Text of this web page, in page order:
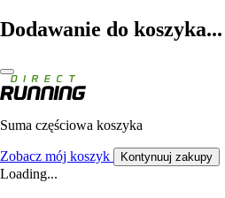
Dodawanie do koszyka...
Suma częściowa koszyka
Zobacz mój koszyk Kontynuuj zakupy
Loading...